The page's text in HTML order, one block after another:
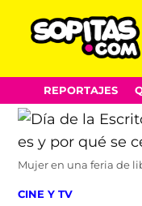
Skip
to
content
REPORTAJES
Mujer en una feria de
POSTED
CINE Y TV